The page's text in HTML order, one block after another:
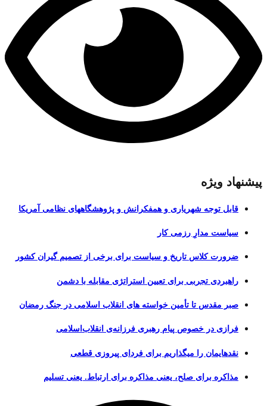
پیشنهاد ویژه
قابل توجه شهریاری و همفکرانش و پژوهشگاههای نظامی آمریکا
سیاست مدارِ رزمی کار
ضرورت کلاس تاریخ و سیاست برای برخی از تصمیم گیران کشور
راهبردی تجربی برای تعیین استراتژی مقابله با دشمن
صبر مقدس تا تأمین خواسته های انقلاب اسلامی در جنگ رمضان
فرازی در خصوص پیام رهبری فرزانه‌ی انقلاب‌اسلامی
نقدهایمان را میگذاریم برای فردای پیروزی قطعی
مذاکره برای صلح، یعنی مذاکره برای ارتباط. یعنی تسلیم